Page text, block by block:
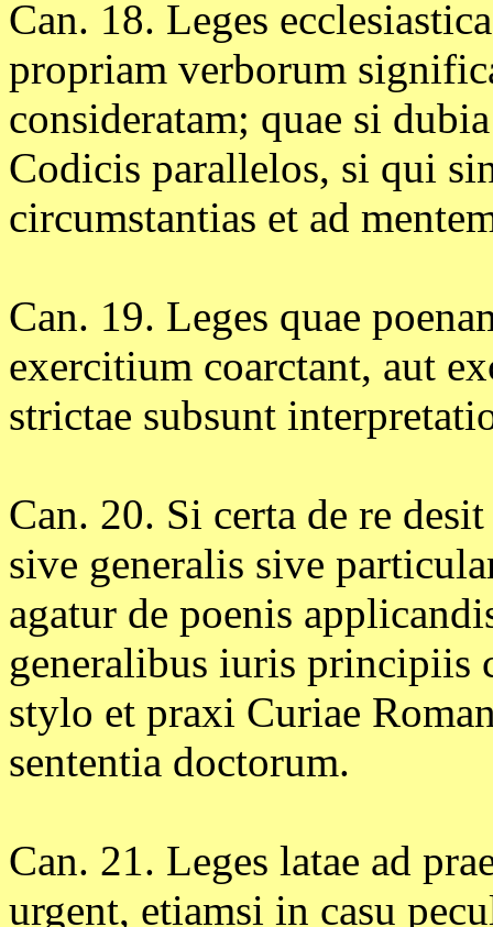
Can. 18. Leges
propriam verborum
consideratam; quae si
Codicis parallelos, si qui
circumstantias et ad
Can. 19. Leges quae
exercitium coarctant, aut
strictae subsunt
Can. 20. Si certa de re
sive generalis sive
agatur de poenis
generalibus iuris principiis
stylo et praxi Curiae
sententia doctorum.
Can. 21. Leges latae ad
urgent, etiamsi in casu